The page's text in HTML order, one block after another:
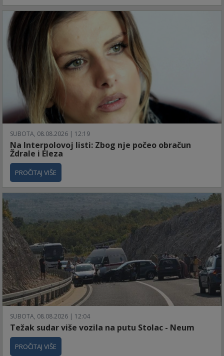
SUBOTA, 08.08.2026 | 12:19
Na Interpolovoj listi: Zbog nje počeo obračun
Ždrale i Eleza
PROČITAJ VIŠE
SUBOTA, 08.08.2026 | 12:04
Težak sudar više vozila na putu Stolac - Neum
PROČITAJ VIŠE